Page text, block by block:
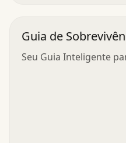
Guia de
Seu Guia Inteligente